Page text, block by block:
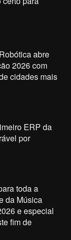
abre
2026 com
cidades mais
ERP da
por
toda a
da Música
e especial
fim de